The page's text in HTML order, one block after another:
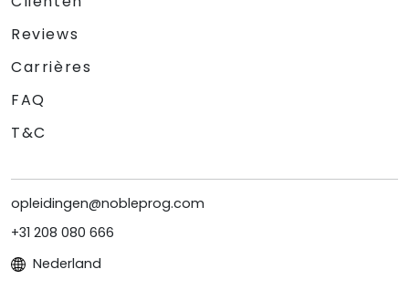
Reviews
Carrières
FAQ
T&C
opleidingen@nobleprog.com
+31 208 080 666
Nederland